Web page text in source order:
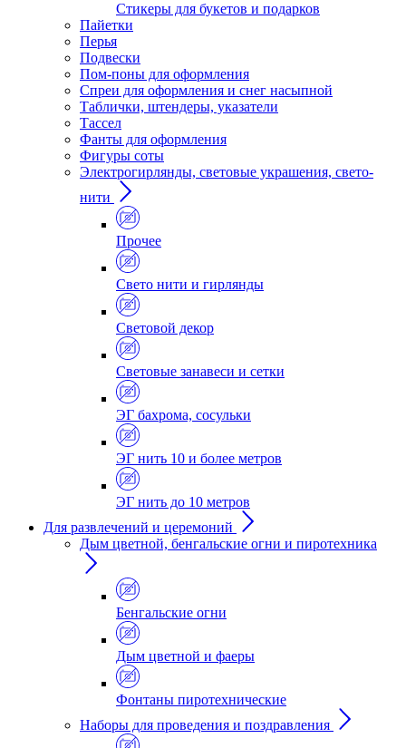
Стикеры для букетов и подарков
Пайетки
Перья
Подвески
Пом-поны для оформления
Спреи для оформления и снег насыпной
Таблички, штендеры, указатели
Тассел
Фанты для оформления
Фигуры соты
Электрогирлянды, световые украшения, свето-
нити
Прочее
Свето нити и гирлянды
Световой декор
Световые занавеси и сетки
ЭГ бахрома, сосульки
ЭГ нить 10 и более метров
ЭГ нить до 10 метров
Для развлечений и церемоний
Дым цветной, бенгальские огни и пиротехника
Бенгальские огни
Дым цветной и фаеры
Фонтаны пиротехнические
Наборы для проведения и поздравления